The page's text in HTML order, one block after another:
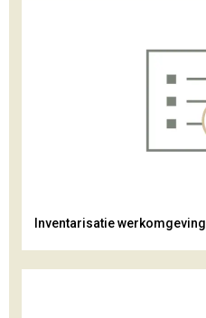
Inventarisatie werkomgeving